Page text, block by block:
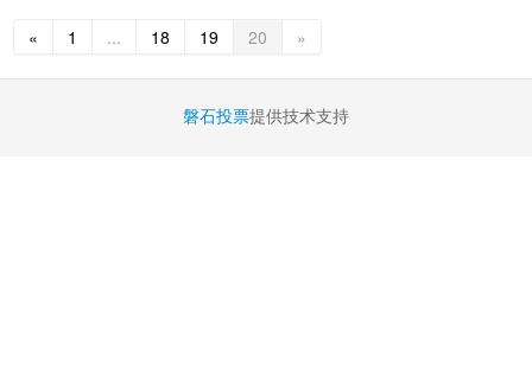
« 1 ... 18 19 20 »
磐石投票提供技术支持